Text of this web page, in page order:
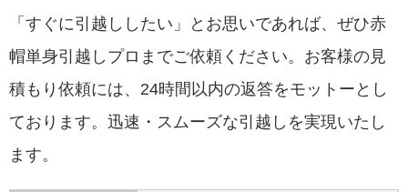
「すぐに引越ししたい」とお思いであれば、ぜひ赤
帽単身引越しプロまでご依頼ください。お客様の見
積もり依頼には、24時間以内の返答をモットーとし
ております。迅速・スムーズな引越しを実現いたし
ます。